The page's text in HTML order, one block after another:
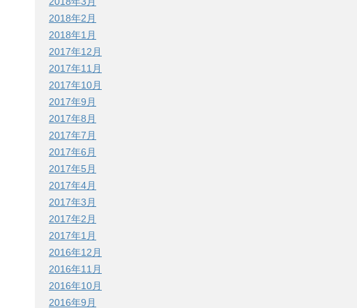
2018年2月
2018年1月
2017年12月
2017年11月
2017年10月
2017年9月
2017年8月
2017年7月
2017年6月
2017年5月
2017年4月
2017年3月
2017年2月
2017年1月
2016年12月
2016年11月
2016年10月
2016年9月